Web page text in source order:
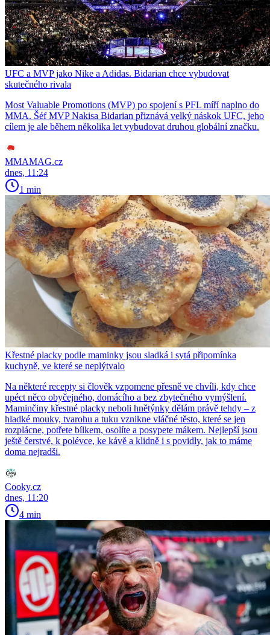
UFC a MVP jako Nike a Adidas. Bidarian chce vybudovat
skutečného rivala
Most Valuable Promotions (MVP) po spojení s PFL míří naplno do
MMA. Šéf MVP Nakisa Bidarian přiznává velký náskok UFC, jeho
cílem je ale během několika let vybudovat druhou globální značku.
MMAMAG.cz
dnes, 11:24
1 min
Křestné placky podle maminky jsou sladká i sytá připomínka
kuchyně, ve které se neplýtvalo
Na některé recepty si člověk vzpomene přesně ve chvíli, kdy chce
upéct něco obyčejného, domácího a bez zbytečného vymýšlení.
Maminčiny křestné placky neboli hnětýnky dělám právě tehdy – z
hladké mouky, tvarohu a tuku vznikne vláčné těsto, které se jen
rozplácne, potřete bílkem, osolíte a posypete mákem. Nejlepší jsou
ještě čerstvé, k polévce, ke kávě a klidně i s povidly, jak to máme
doma nejradši.
Cooky.cz
dnes, 11:20
4 min